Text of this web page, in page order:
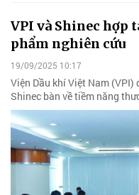
VPI và Shinec hợp
phẩm nghiên cứu
19/09/2025 10:17
Viện Dầu khí Việt Nam (VPI)
Shinec bàn về tiềm năng